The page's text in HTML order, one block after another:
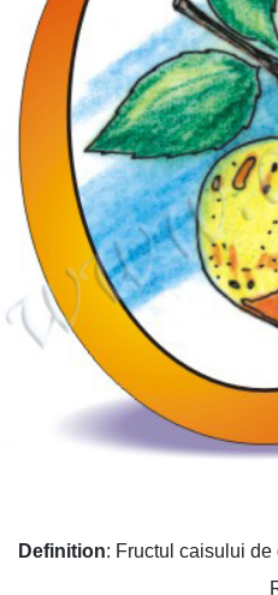
Definition: Fructul caisului